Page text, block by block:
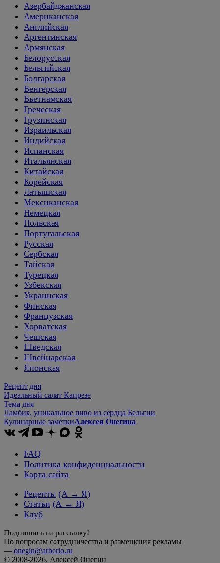
Азербайджанская
Американская
Английская
Аргентинская
Армянская
Белорусская
Бельгийская
Болгарская
Венгерская
Вьетнамская
Греческая
Грузинская
Израильская
Индийская
Испанская
Итальянская
Китайская
Корейская
Латышская
Мексиканская
Немецкая
Польская
Португальская
Русская
Сербская
Тайская
Турецкая
Узбекская
Украинская
Финская
Французская
Хорватская
Чешская
Шведская
Швейцарская
Японская
Рецепт дня
Идеальный салат Капрезе
Тема дня
Ламбик, уникальное пиво из сердца Бельгии
Кулинарные заметкиАлексея Онегина
FAQ
Политика конфиденциальности
Карта сайта
Рецепты (А → Я)
Статьи (А → Я)
Клуб
Подпишись на рассылку!
По вопросам сотрудничества и размещения рекламы
— onegin@arborio.ru
© 2008-2026, Алексей Онегин